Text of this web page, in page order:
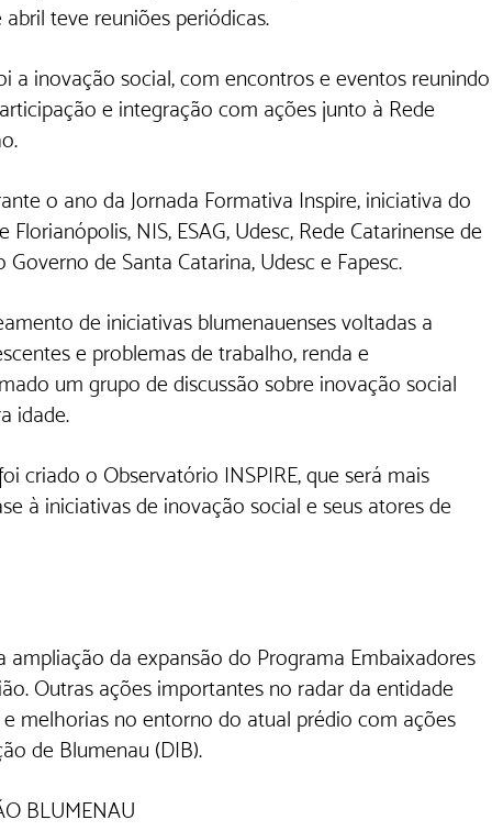
teve reuniões periódicas.
a inovação social, com encontros e eventos
e integração com ações junto à Rede
o ano da Jornada Formativa Inspire, iniciativa do
NIS, ESAG, Udesc, Rede Catarinense de
de Santa Catarina, Udesc e Fapesc.
de iniciativas blumenauenses voltadas a
e problemas de trabalho, renda e
um grupo de discussão sobre inovação social
idade.
criado o Observatório INSPIRE, que será mais
à iniciativas de inovação social e seus atores de
da expansão do Programa Embaixadores
Outras ações importantes no radar da entidade
melhorias no entorno do atual prédio com ações
de Blumenau (DIB).
BLUMENAU